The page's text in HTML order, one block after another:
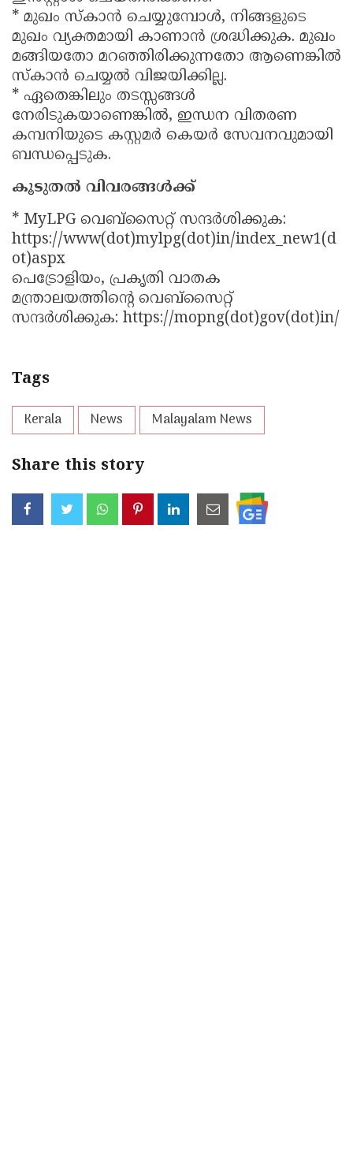
* മുഖം സ്കാൻ ചെയ്യുമ്പോൾ, നിങ്ങളുടെ
മുഖം വ്യക്തമായി കാണാൻ ശ്രദ്ധിക്കുക. മുഖം
മങ്ങിയതോ മറഞ്ഞിരിക്കുന്നതോ ആണെങ്കിൽ
സ്കാൻ ചെയ്യൽ വിജയിക്കില്ല.
* ഏതെങ്കിലും തടസ്സങ്ങൾ
നേരിടുകയാണെങ്കിൽ, ഇന്ധന വിതരണ
കമ്പനിയുടെ കസ്റ്റമർ കെയർ സേവനവുമായി
ബന്ധപ്പെടുക.
കൂടുതൽ വിവരങ്ങൾക്ക്
* MyLPG വെബ്‌സൈറ്റ് സന്ദർശിക്കുക:
https://www(dot)mylpg(dot)in/index_new1(d
ot)aspx
പെട്രോളിയം, പ്രകൃതി വാതക
മന്ത്രാലയത്തിന്റെ വെബ്‌സൈറ്റ്
സന്ദർശിക്കുക: https://mopng(dot)gov(dot)in/
Tags
Kerala News Malayalam News
Share this story